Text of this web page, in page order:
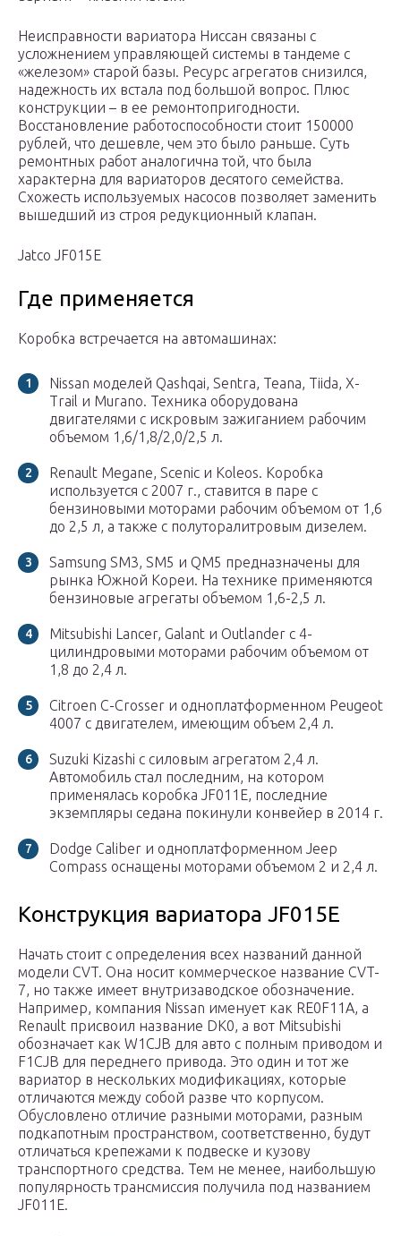
Неисправности вариатора Ниссан связаны с
усложнением управляющей системы в тандеме с
«железом» старой базы. Ресурс агрегатов снизился,
надежность их встала под большой вопрос. Плюс
конструкции – в ее ремонтопригодности.
Восстановление работоспособности стоит 150000
рублей, что дешевле, чем это было раньше. Суть
ремонтных работ аналогична той, что была
характерна для вариаторов десятого семейства.
Схожесть используемых насосов позволяет заменить
вышедший из строя редукционный клапан.
Jatco JF015E
Где применяется
Коробка встречается на автомашинах:
Nissan моделей Qashqai, Sentra, Teana, Tiida, X-
Trail и Murano. Техника оборудована
двигателями с искровым зажиганием рабочим
объемом 1,6/1,8/2,0/2,5 л.
Renault Megane, Scenic и Koleos. Коробка
используется с 2007 г., ставится в паре с
бензиновыми моторами рабочим объемом от 1,6
до 2,5 л, а также с полуторалитровым дизелем.
Samsung SM3, SM5 и QM5 предназначены для
рынка Южной Кореи. На технике применяются
бензиновые агрегаты объемом 1,6-2,5 л.
Mitsubishi Lancer, Galant и Outlander с 4-
цилиндровыми моторами рабочим объемом от
1,8 до 2,4 л.
Citroen C-Crosser и одноплатформенном Peugeot
4007 с двигателем, имеющим объем 2,4 л.
Suzuki Kizashi с силовым агрегатом 2,4 л.
Автомобиль стал последним, на котором
применялась коробка JF011E, последние
экземпляры седана покинули конвейер в 2014 г.
Dodge Caliber и одноплатформенном Jeep
Compass оснащены моторами объемом 2 и 2,4 л.
Конструкция вариатора JF015E
Начать стоит с определения всех названий данной
модели CVT. Она носит коммерческое название CVT-
7, но также имеет внутризаводское обозначение.
Например, компания Nissan именует как RE0F11A, а
Renault присвоил название DK0, а вот Mitsubishi
обозначает как W1CJB для авто с полным приводом и
F1CJB для переднего привода. Это один и тот же
вариатор в нескольких модификациях, которые
отличаются между собой разве что корпусом.
Обусловлено отличие разными моторами, разным
подкапотным пространством, соответственно, будут
отличаться крепежами к подвеске и кузову
транспортного средства. Тем не менее, наибольшую
популярность трансмиссия получила под названием
JF011E.